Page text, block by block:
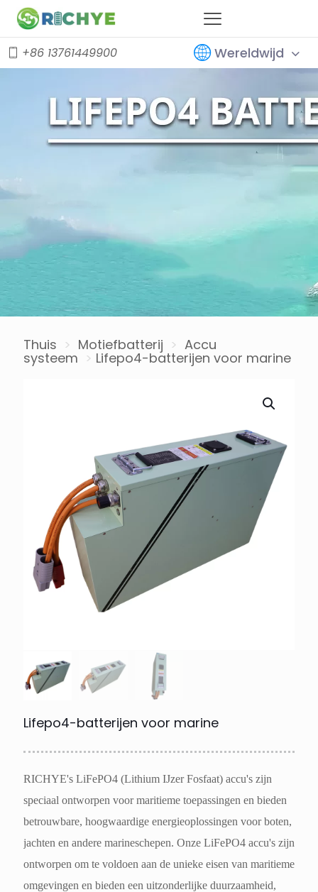
+86 13761449900 Wereldwijd
Thuis > Motiefbatterij > Accu
systeem > Lifepo4-batterijen voor marine
Lifepo4-batterijen voor marine
RICHYE's LiFePO4 (Lithium IJzer Fosfaat) accu's zijn
speciaal ontworpen voor maritieme toepassingen en bieden
betrouwbare, hoogwaardige energieoplossingen voor boten,
jachten en andere marineschepen. Onze LiFePO4 accu's zijn
ontworpen om te voldoen aan de unieke eisen van maritieme
omgevingen en bieden een uitzonderlijke duurzaamheid,